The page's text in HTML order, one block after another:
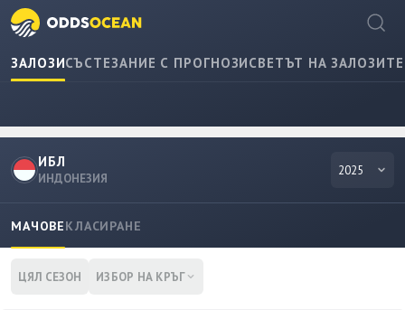
ЗАЛОЗИСЪСТЕЗАНИЕ С ПРОГНОЗИСВЕТЪТ НА ЗАЛОЗИТЕ
ИБЛ
ИНДОНЕЗИЯ
2025
МАЧОВЕКЛАСИРАНЕ
ЦЯЛ СЕЗОН ИЗБОР НА КРЪГ